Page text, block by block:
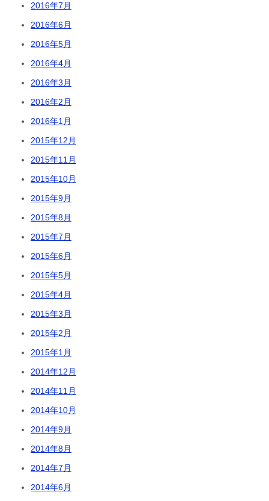
2016年7月
2016年6月
2016年5月
2016年4月
2016年3月
2016年2月
2016年1月
2015年12月
2015年11月
2015年10月
2015年9月
2015年8月
2015年7月
2015年6月
2015年5月
2015年4月
2015年3月
2015年2月
2015年1月
2014年12月
2014年11月
2014年10月
2014年9月
2014年8月
2014年7月
2014年6月